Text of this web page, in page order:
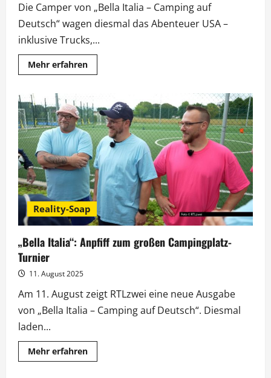
Die Camper von „Bella Italia – Camping auf
Deutsch“ wagen diesmal das Abenteuer USA –
inklusive Trucks,...
Mehr erfahrenMehr
Informationen
goes
USA:
Campingträume
XXL
bei
RTLzwei
Reality-Soap
„Bella Italia“: Anpfiff zum großen Campingplatz-
Turnier
11. August 2025
Am 11. August zeigt RTLzwei eine neue Ausgabe
von „Bella Italia – Camping auf Deutsch“. Diesmal
laden...
Mehr erfahrenMehr
Informationen